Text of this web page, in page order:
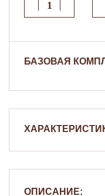
БАЗОВАЯ
ОПИСАНИЕ: